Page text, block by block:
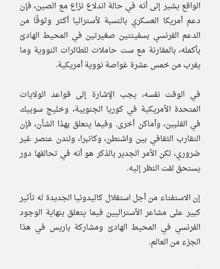
الواقع يشير إلى أنه في حالة اندلاع نزاع مع الصين، فإن
دعم أمريكا العسكري بالنسبة لأستراليا أكثر وثوقًا من
الدعم الفرنسي بسفينتين صغيرتين في المحيط الهادئ
بأكمله، بالمقارنة مع ست حاملات للطائرات النووية وما
يقرب من خمس عشرة غواصة نووية أمريكية.
في الوقت نفسه، يجب الإشارة إلى قواعد الولايات
المتحدة الأمريكية في كوريا الجنوبية، وخليج سوبيك
في الفلبين، وأماكن أخرى. وفيما يتعلق بهذا الشأن، فإن
التقارب الثقافي بين واشنطن، وكانبرا، ولندن عنصر غير
ضروري، لكن الأمر الجدير بالذكر هو أنه في تحالفها دور
يستحق لفت النظر إليه.
إن الاستفتاء من أجل استقلال كاليدونيا الجديدة له تأثير
كبير على مشاعر الأستراليين فيما يتعلق بنهاية الوجود
الفرنسي في المحيط الهادئ ومشاركة باريس في هذا
الجزء من العالم.